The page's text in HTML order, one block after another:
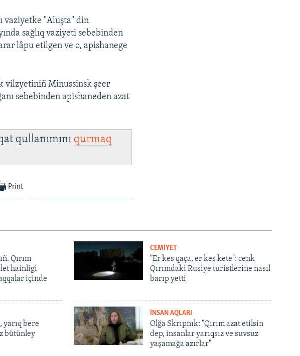
vaziyetke "Aluşta" din
sağlıq vaziyeti sebebinden
lâpu etilgen ve o, apishanege
vilzyetiniñ Minussinsk şeer
sebebinden apishaneden azat
qullanımını qurmaq
Print
Qırım
hainligi
içinde
CEMİYET
"Er kes qaça, er kes kete": cenk
Qırımdaki Rusiye turistlerine nasıl
barıp yetti
yarıq bere
bütünley
İNSAN AQLARI
Olğa Skrıpnık: "Qırım azat etilsin
dep, insanlar yarıqsız ve suvsuz
yaşamağa azırlar"